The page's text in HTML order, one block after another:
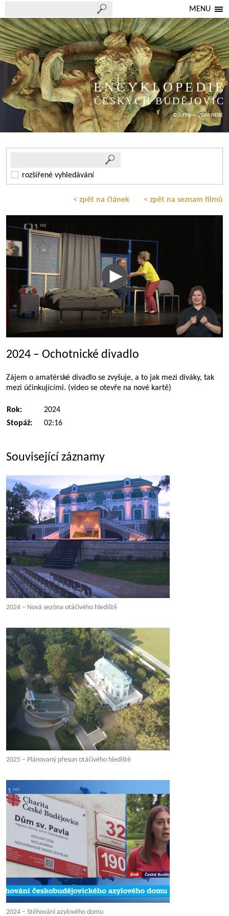
MENU
ENCYKLOPEDIE
ČESKÝCH BUDĚJOVIC
© 1998 — 2026 NEBE
rozšířené vyhledávání
< zpět na článek < zpět na seznam filmů
2024 – Ochotnické divadlo
Zájem o amatérské divadlo se zvyšuje, a to jak mezi diváky, tak
mezi účinkujícími. (video se otevře na nové kartě)
Rok:
2024
Stopáž:
02:16
Související záznamy
2024 – Nová sezóna otáčivého hlediště
2025 – Plánovaný přesun otáčivého hlediště
2024 – Stěhování azylového domu